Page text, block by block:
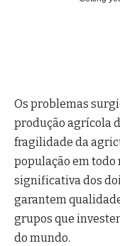
Os problemas
produção agrícola
fragilidade da
população em todo
significativa dos
garantem
grupos que
do mundo.